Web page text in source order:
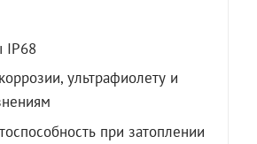
IP68
ультрафиолету и
при затоплении